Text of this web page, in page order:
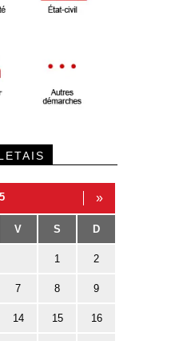
»
V S D
1 2
7 8 9
14 15 16